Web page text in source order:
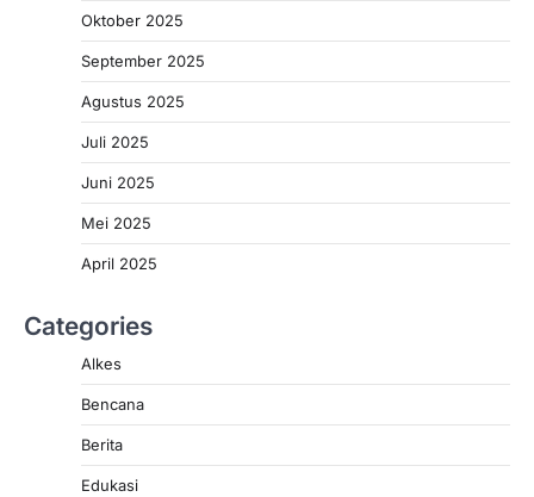
Oktober 2025
September 2025
Agustus 2025
Juli 2025
Juni 2025
Mei 2025
April 2025
Categories
Alkes
Bencana
Berita
Edukasi